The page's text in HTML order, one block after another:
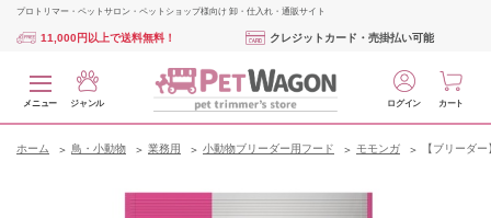
プロトリマー・ペットサロン・ペットショップ様向け 卸・仕入れ・通販サイト
11,000円以上で送料無料！ クレジットカード・売掛払い可能
メニュー ジャンル ログイン カート
ホーム 鳥・小動物 業務用 小動物ブリーダー用フード モモンガ 【ブリーダ